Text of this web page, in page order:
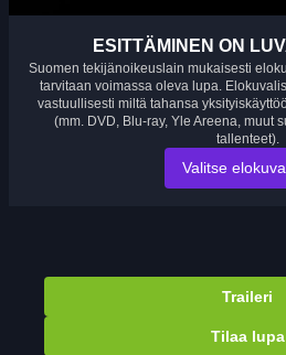
ESITTÄMINEN ON
Suomen tekijänoikeuslain mukaisesti
tarvitaan voimassa oleva lupa.
vastuullisesti miltä tahansa
(mm. DVD, Blu-ray, Yle Areena, muut
tallenteet).
Valitse elokuva
Traileri
Tilaa lupa